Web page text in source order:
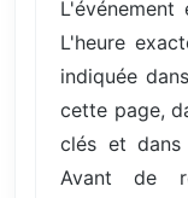
L'heure
indiquée
cette page,
clés et dans
Avant de